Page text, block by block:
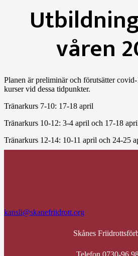
våren
Planen är preliminär och förutsätter
kurser vid dessa tidpunkter.
Tränarkurs 7-10: 17-18 april
Tränarkurs 10-12: 3-4 april och 17-18
Tränarkurs 12-14: 10-11 april och 24-25
kansli@skanefriidrott.org
Skånes